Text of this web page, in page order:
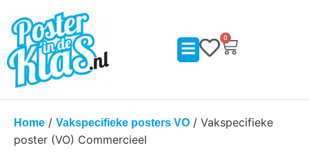
0
Home / Vakspecifieke posters VO / Vakspecifieke
poster (VO) Commercieel